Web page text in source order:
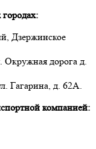
Дзержинское
Окружная дорога д.
Гагарина, д. 62А.
компанией: